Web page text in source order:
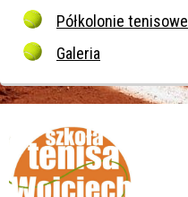
Półkolonie tenisowe
Galeria